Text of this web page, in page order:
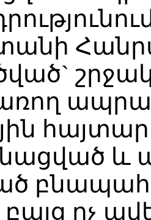
և
ոչ